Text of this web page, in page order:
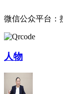
微信公众平台：
人物